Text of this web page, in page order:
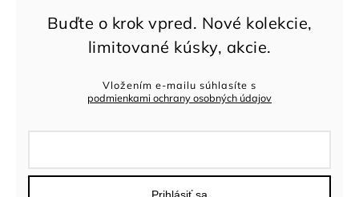
Vložením e-mailu súhlasíte s
podmienkami ochrany osobných údajov